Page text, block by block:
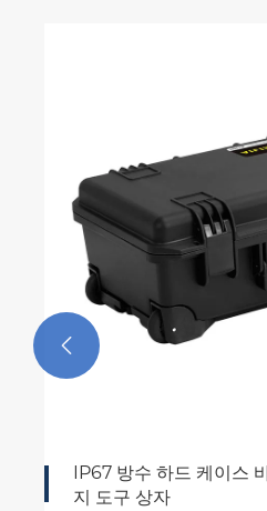
IP67 방수 하드 케이스
지 도구 상자
